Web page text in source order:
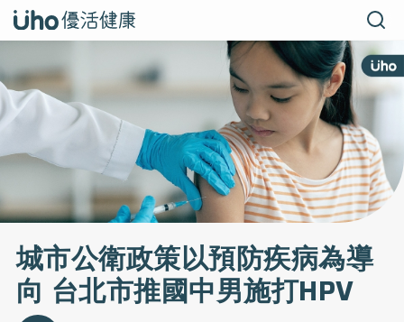
城市公衛政策以預防疾病為導
向 台北市推國中男施打HPV